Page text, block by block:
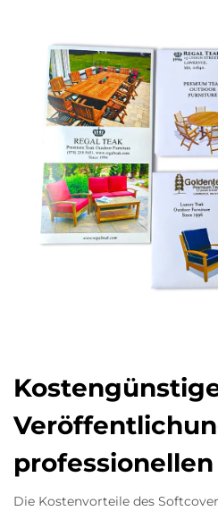
Die Kostenvorteile des